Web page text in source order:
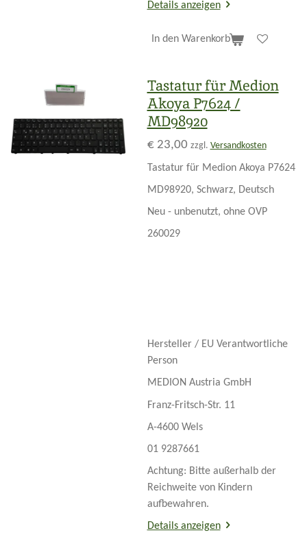
Details anzeigen
In den Warenkorb
Tastatur für Medion
Akoya P7624 /
MD98920
€ 23,00 zzgl. Versandkosten
Tastatur für Medion Akoya P7624
MD98920, Schwarz, Deutsch
Neu - unbenutzt, ohne OVP
260029
Hersteller / EU Verantwortliche
Person
MEDION Austria GmbH
Franz-Fritsch-Str. 11
A-4600 Wels
01 9287661
Achtung: Bitte außerhalb der
Reichweite von Kindern
aufbewahren.
Details anzeigen